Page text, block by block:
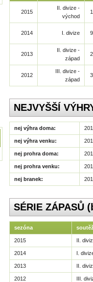
2015
II. divize -
východ
1
2014 I. divize 9
2013
II. divize -
západ
2
2012
III. divize -
západ
3
NEJVYŠŠÍ
nej výhra doma:
nej výhra venku:
nej prohra doma:
nej prohra venku:
nej branek:
SÉRIE ZÁPASŮ
sezóna
2015 II.
2014 I.
2013 II.
2012 III.